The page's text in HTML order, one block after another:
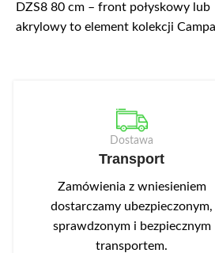
DZS8 80 cm – front połyskowy lub
akrylowy to element kolekcji
danych produktu wskazano: płyta
laminowana, front akrylowy. Szafka
zlewozmywak z szufladą z pełnym
wysuwem DZS8.
Dostawa
Transport
Zamówienia z wniesieniem
dostarczamy ubezpieczonym,
sprawdzonym i bezpiecznym
transportem.